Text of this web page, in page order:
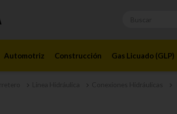
Automotriz Construcción Gas Licuado (GLP)